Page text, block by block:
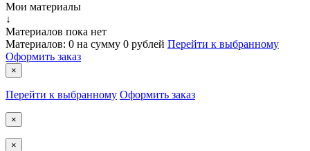
Мои материалы
↓
Материалов пока нет
Материалов: 0 на сумму 0 рублей Перейти к выбранному
Оформить заказ
×
Перейти к выбранному Оформить заказ
×
×